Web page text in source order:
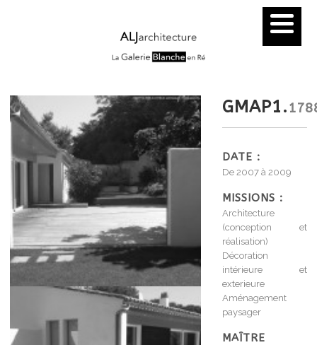
GMAP1.
DATE :
De 2007 à 2009
MISSIONS :
Architecture
(conception et
réalisation)
Décoration
intérieure et
exterieure
Aménagement
paysager
MAÎTRE